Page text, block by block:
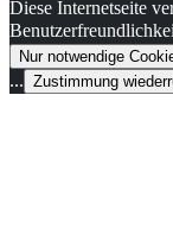
Diese Internetseite
Nur notwendige
... Zustimmung